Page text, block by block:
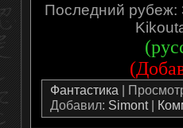
Последний рубеж:
Фантастика |
Добавил: Simont|